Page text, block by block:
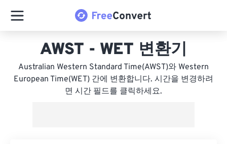
AWST - WET 변환기
Australian Western Standard Time(AWST)와 Western
European Time(WET) 간에 변환합니다. 시간을 변경하려
면 시간 필드를 클릭하세요.